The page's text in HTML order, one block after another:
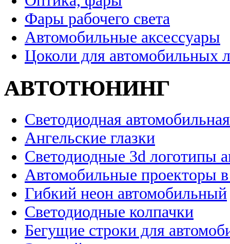
Фары рабочего света
Автомобильные аксессуары
Цоколи для автомобильных
АВТОТЮНИНГ
Светодиодная
Ангельские глазки
Светодиодные 3d логотипы
Автомобильные проекторы
Гибкий неон автомобильный
Светодиодные колпачки
Бегущие строки для